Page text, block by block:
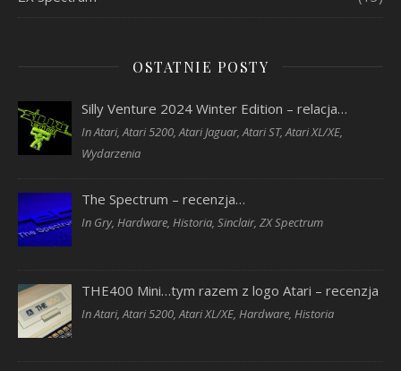
OSTATNIE POSTY
Silly Venture 2024 Winter Edition – relacja…
In Atari, Atari 5200, Atari Jaguar, Atari ST, Atari XL/XE,
Wydarzenia
The Spectrum – recenzja…
In Gry, Hardware, Historia, Sinclair, ZX Spectrum
THE400 Mini…tym razem z logo Atari – recenzja
In Atari, Atari 5200, Atari XL/XE, Hardware, Historia